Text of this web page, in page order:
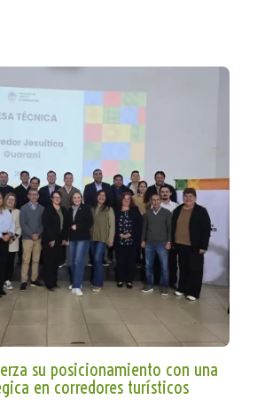
su posicionamiento con una
en corredores turísticos